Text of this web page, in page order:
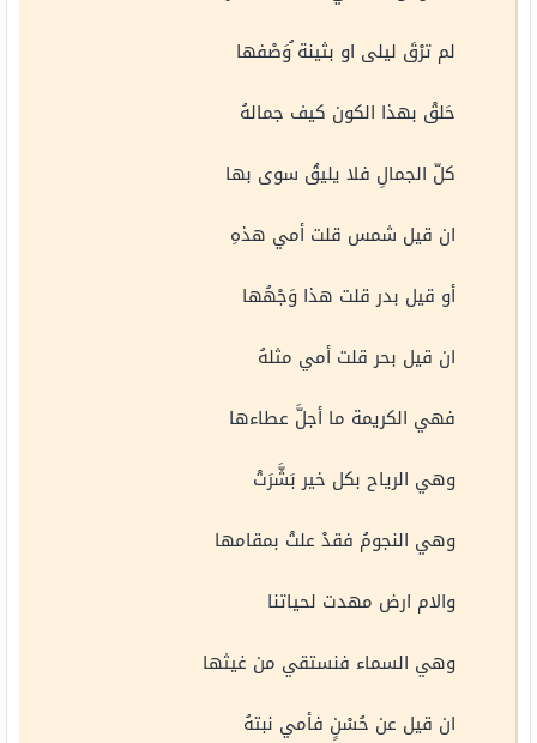
لم ترْقَ ليلى او بثينة ُوَصْفها
حَلقْ بهذا الكون كيف جمالهُ
كلّ الجمالِ فلا يليقُ سوى بها
ان قيل شمس قلت أمي هذهِ
أو قيل بدر قلت هذا وَجْهُها
ان قيل بحر قلت أمي مثلهُ
فهي الكريمة ما أجلَّ عطاءها
وهي الرياح بكل خير بَشَّرَتْ
وهي النجومُ فقدْ علتْ بمقامها
والام ارض مهدت لحياتنا
وهي السماء فنستقي من غيثها
ان قيل عن حُسْنٍ فأمي نبتهُ